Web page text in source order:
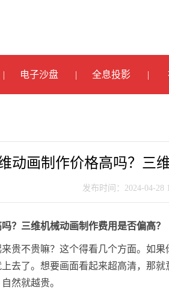
电子沙盘 全息投影
动画制作价格高吗？三
发布时间：2024-04-28
？三维机械动画制作费用是否偏高？
贵不贵嘛？这个得看几个方面。如
去了。想要画面看起来超高清，那
然就越贵。